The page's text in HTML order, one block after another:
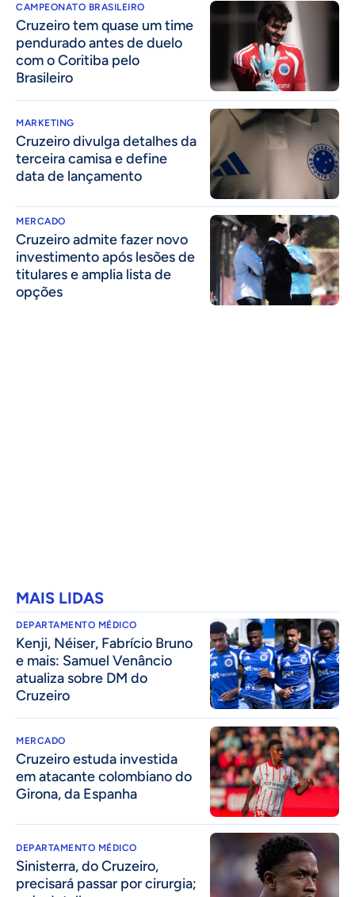
CAMPEONATO BRASILEIRO
Cruzeiro tem quase um time
pendurado antes de duelo
com o Coritiba pelo
Brasileiro
MARKETING
Cruzeiro divulga detalhes da
terceira camisa e define
data de lançamento
MERCADO
Cruzeiro admite fazer novo
investimento após lesões de
titulares e amplia lista de
opções
MAIS LIDAS
DEPARTAMENTO MÉDICO
Kenji, Néiser, Fabrício Bruno
e mais: Samuel Venâncio
atualiza sobre DM do
Cruzeiro
MERCADO
Cruzeiro estuda investida
em atacante colombiano do
Girona, da Espanha
DEPARTAMENTO MÉDICO
Sinisterra, do Cruzeiro,
precisará passar por cirurgia;